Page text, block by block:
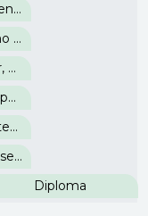
Sección 23: Mi primer código de IoT en IDE Arduino
Sección 24: Monitor serial IDE Arduino y configuración de WiFi
Sección 25: Integración App Inventor, Firebase e IDE Arduino
Sección 26: Actividad de Lógica computacional
Sección 27: Ejemplos de componentes para controlar sistemas eléctricos
Sección 28: ¡Bonus! Tinkercad para diseño 3D
Diploma